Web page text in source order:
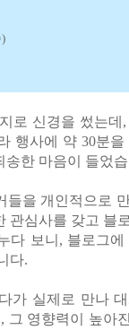
로 신경을 썼는데
행사에 약 30분
송한 마음이 들었
들을 개인적으로
관심사를 갖고 블
다 보니, 블로그
다.
가 실제로 만나
그 영향력이 높아